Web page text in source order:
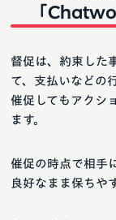
「
督促は、約束した
て、支払いなどの
催促してもアクシ
ます。
催促の時点で相手
良好なまま保ちや